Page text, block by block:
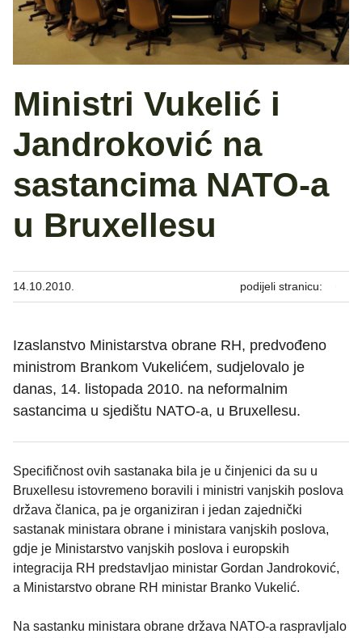
Ministri Vukelić i
Jandroković na
sastancima NATO-a
u Bruxellesu
14.10.2010. podijeli stranicu:
Izaslanstvo Ministarstva obrane RH, predvođeno
ministrom Brankom Vukelićem, sudjelovalo je
danas, 14. listopada 2010. na neformalnim
sastancima u sjedištu NATO-a, u Bruxellesu.
Specifičnost ovih sastanaka bila je u činjenici da su u
Bruxellesu istovremeno boravili i ministri vanjskih poslova
država članica, pa je organiziran i jedan zajednički
sastanak ministara obrane i ministara vanjskih poslova,
gdje je Ministarstvo vanjskih poslova i europskih
integracija RH predstavljao ministar Gordan Jandroković,
a Ministarstvo obrane RH ministar Branko Vukelić.
Na sastanku ministara obrane država NATO-a raspravljalo